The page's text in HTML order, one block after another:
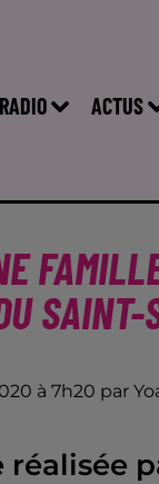
RADIO ACTUS
SAINT-
à 7h20 par
réalisée